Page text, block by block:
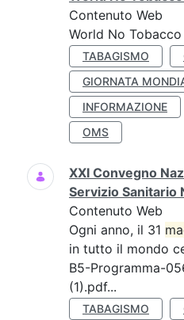
Contenuto Web
World No
TABAGISMO
GIORNATA
INFORMAZIONE
OMS
XXI Convegno
Servizio Sanitario
Contenuto Web
Ogni anno, il 31
in tutto il mondo
B5-Programma-
(1).pdf...
TABAGISMO